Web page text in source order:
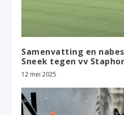
Samenvatting en
Sneek tegen vv
12 mei 2025